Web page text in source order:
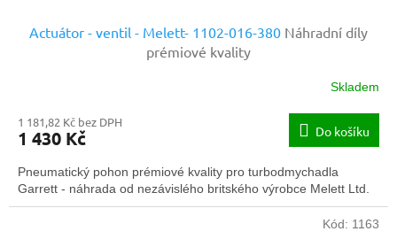
Actuátor - ventil - Melett- 1102-016-380 Náhradní díly
prémiové kvality
Skladem
1 181,82 Kč bez DPH
1 430 Kč Do košíku
Pneumatický pohon prémiové kvality pro turbodmychadla
Garrett - náhrada od nezávislého britského výrobce Melett Ltd.
Kód: 1163